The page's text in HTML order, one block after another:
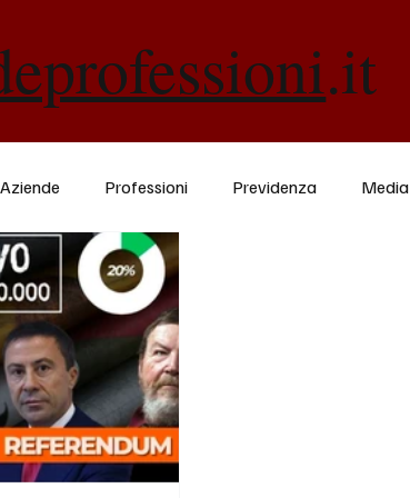
.it
Aziende Professioni Previdenza Media